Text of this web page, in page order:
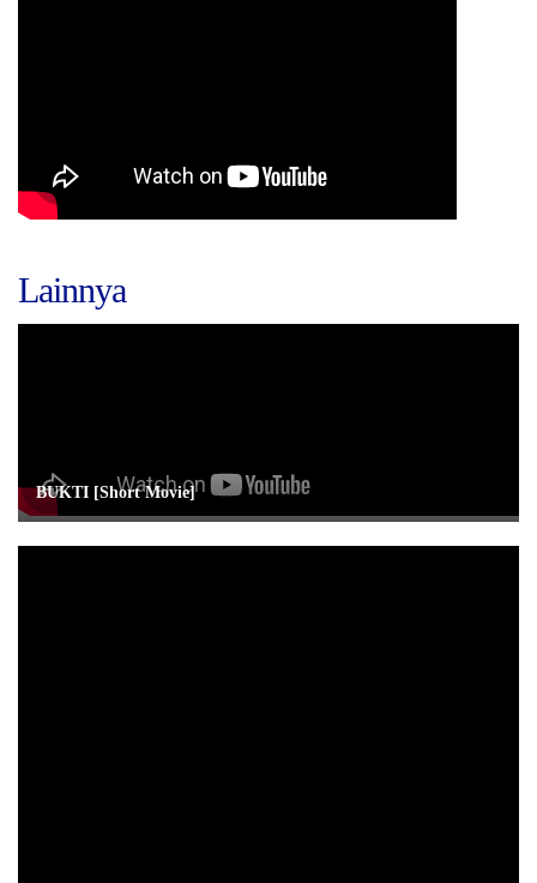
Lainnya
BUKTI [Short Movie]